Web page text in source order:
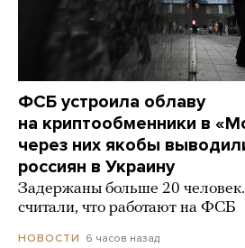
ФСБ устроила облаву
на криптообменники в
через них якобы
россиян в Украину
Задержаны больше 20
считали, что работают на ФСБ
НОВОСТИ 6 часов назад